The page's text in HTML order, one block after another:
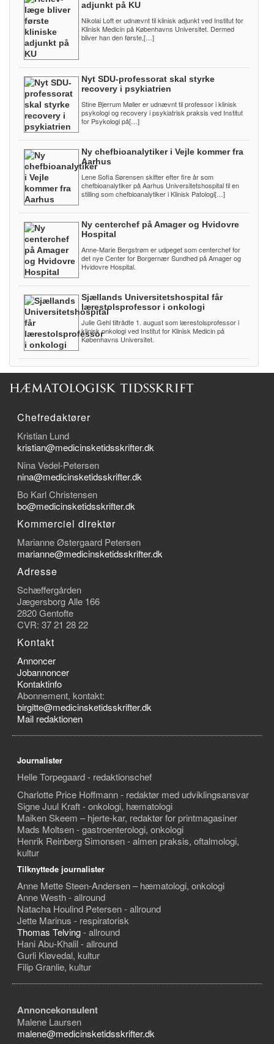
adjunkt på KU
Nikolai Loft er udnævnt til klinisk adjunkt ved Institut for
Klinisk Medicin på Københavns Universitet. Dermed
bliver han den første,[…]
Nyt SDU-professorat skal styrke
recovery i psykiatrien
Stine Bjerrum Møller er udnævnt til professor i klinisk
psykologi og recovery i psykiatrisk praksis ved Institut
for Psykologi på[…]
Ny chefbioanalytiker i Vejle kommer fra
Aarhus
Lene Sofia Sørensen skifter efter fire år som
chefbioanalytiker på Aarhus Universitetshospital til en
stilling som chefbioanalytiker i Klinisk Patologi[…]
Ny centerchef på Amager og Hvidovre
Hospital
Anne-Marie Bergstrøm er udpeget som centerchef for
det nye Center for Borgernær Sundhed på Amager og
Hvidovre Hospital.
Sjællands Universitetshospital får
lærestolsprofessor i onkologi
Julie Gehl tiltrådte 1. august som lærestolsprofessor i
klinisk onkologi ved Institut for Klinisk Medicin på
Københavns Universitet.
Chefredaktører
Kristian Lund
kristian@medicinsketidsskrifter.dk
Nina Vedel-Petersen
nina@medicinsketidsskrifter.dk
Bo Karl Christensen
bo@medicinsketidsskrifter.dk
Kommerciel direktør
Marianne Østergaard Petersen
marianne@medicinsketidsskrifter.dk
Adresse
Schæffergården
Jægersborg Alle 166
2820 Gentofte
CVR: 37 21 28 22
Kontakt
Annoncer
Jobannoncer
Kontaktinfo
Abonnement, kontakt:
birgitte@medicinsketidsskrifter.dk
Mail redaktionen
Journalister
Helle Torpegaard - redaktionschef
Charlotte Price Hoffmann - redaktør med udviklingsansvar
Signe Juul Kraft - onkologi, hæmatologi
Maiken Skeem – hjerte-kar, redaktør for printmagasiner
Mads Moltsen - gastroenterologi, onkologi
Henrik Reinberg Simonsen - almen praksis, oftalmologi,
kultur
Tilknyttede journalister
Anne Mette Steen-Andersen – hæmatologi, onkologi
Anne Westh - allround
Natacha Houlind Petersen - allround
Jette Marinus - respiratorisk
Thomas Telving- allround
Hani Abu-Khalil - allround
Gurli Kløvedal, kultur
Filip Granlie, kultur
Annoncekonsulent
Malene Laursen
malene@medicinsketidsskrifter.dk